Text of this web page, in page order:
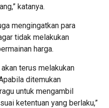
katanya.
mengingatkan para
tidak melakukan
harga.
terus melakukan
ditemukan
untuk mengambil
ketentuan yang berlaku,”